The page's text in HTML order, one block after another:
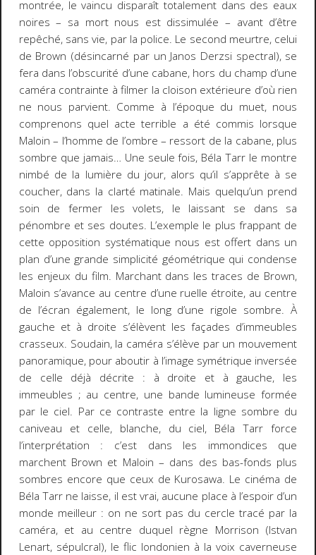
montrée, le vaincu disparaît totalement dans des eaux
noires – sa mort nous est dissimulée – avant d’être
repêché, sans vie, par la police. Le second meurtre, celui
de Brown (désincarné par un Janos Derzsi spectral), se
fera dans l’obscurité d’une cabane, hors du champ d’une
caméra contrainte à filmer la cloison extérieure d’où rien
ne nous parvient. Comme à l’époque du muet, nous
comprenons quel acte terrible a été commis lorsque
Maloin – l’homme de l’ombre – ressort de la cabane, plus
sombre que jamais… Une seule fois, Béla Tarr le montre
nimbé de la lumière du jour, alors qu’il s’apprête à se
coucher, dans la clarté matinale. Mais quelqu’un prend
soin de fermer les volets, le laissant se dans sa
pénombre et ses doutes. L’exemple le plus frappant de
cette opposition systématique nous est offert dans un
plan d’une grande simplicité géométrique qui condense
les enjeux du film. Marchant dans les traces de Brown,
Maloin s’avance au centre d’une ruelle étroite, au centre
de l’écran également, le long d’une rigole sombre. À
gauche et à droite s’élèvent les façades d’immeubles
crasseux. Soudain, la caméra s’élève par un mouvement
panoramique, pour aboutir à l’image symétrique inversée
de celle déjà décrite : à droite et à gauche, les
immeubles ; au centre, une bande lumineuse formée
par le ciel. Par ce contraste entre la ligne sombre du
caniveau et celle, blanche, du ciel, Béla Tarr force
l’interprétation : c’est dans les immondices que
marchent Brown et Maloin – dans des bas-fonds plus
sombres encore que ceux de Kurosawa. Le cinéma de
Béla Tarr ne laisse, il est vrai, aucune place à l’espoir d’un
monde meilleur : on ne sort pas du cercle tracé par la
caméra, et au centre duquel règne Morrison (Istvan
Lenart, sépulcral), le flic londonien à la voix caverneuse